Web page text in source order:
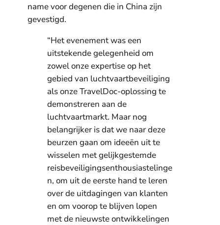
name voor degenen die in China zijn
gevestigd.
“Het evenement was een
uitstekende gelegenheid om
zowel onze expertise op het
gebied van luchtvaartbeveiliging
als onze TravelDoc-oplossing te
demonstreren aan de
luchtvaartmarkt. Maar nog
belangrijker is dat we naar deze
beurzen gaan om ideeën uit te
wisselen met gelijkgestemde
reisbeveiligingsenthousiastelinge
n, om uit de eerste hand te leren
over de uitdagingen van klanten
en om voorop te blijven lopen
met de nieuwste ontwikkelingen